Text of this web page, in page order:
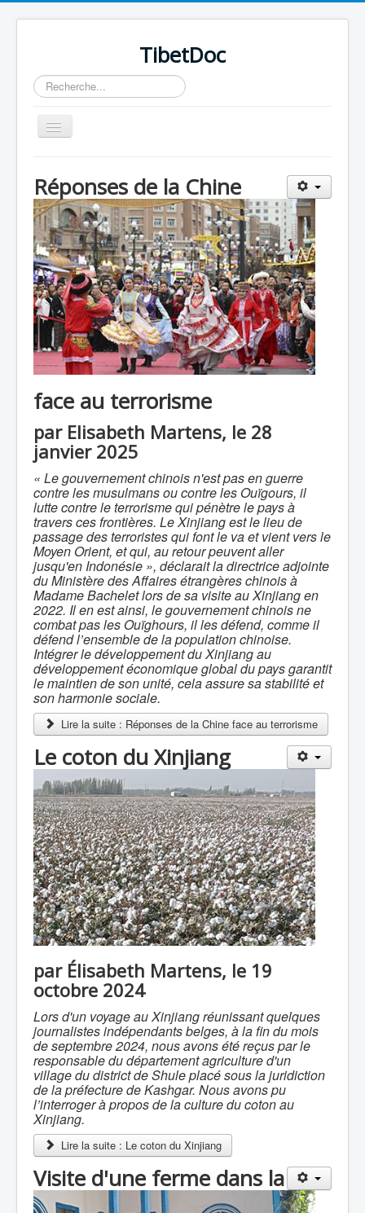
TibetDoc
Rechercher
Basculer
la
Réponses de la Chine
face au terrorisme
par Elisabeth Martens, le 28
janvier 2025
« Le gouvernement chinois n'est pas en guerre
contre les musulmans ou contre les Ouïgours, il
lutte contre le terrorisme qui pénètre le pays à
travers ces frontières. Le Xinjiang est le lieu de
passage des terroristes qui font le va et vient vers le
Moyen Orient, et qui, au retour peuvent aller
jusqu'en Indonésie », déclarait la directrice adjointe
du Ministère des Affaires étrangères chinois à
Madame Bachelet lors de sa visiteau Xinjiang en
2022. Il en est ainsi, le gouvernement chinois ne
combat pas les Ouïghours, il les défend, comme il
défend l’ensemble de la population chinoise.
Intégrer le développement du Xinjiang au
développement économique global du pays garantit
le maintien de son unité, cela assure sa stabilité et
son harmonie sociale.
Lire la suite : Réponses de la Chine face au terrorisme
Le coton du Xinjiang
par Élisabeth Martens, le 19
octobre 2024
Lors d'un voyage au Xinjiang réunissant quelques
journalistes indépendants belges, à la fin du mois
de septembre 2024, nous avons été reçus par le
responsable du département agriculture d'un
village du district de Shule placé sous la juridiction
de la préfecture de Kashgar. Nous avons pu
l’interroger à propos de la culture du coton au
Xinjiang.
Lire la suite : Le coton du Xinjiang
Visite d'une ferme dans la